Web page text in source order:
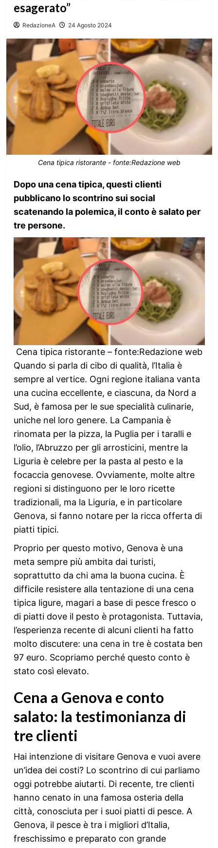
esagerato”
RedazioneA 24 Agosto 2024
Cena tipica ristorante - fonte:Redazione web
Dopo una cena tipica, questi clienti
pubblicano lo scontrino sui social
scatenando la polemica, il conto è salato per
tre persone.
Cena tipica ristorante – fonte:Redazione web
Quando si parla di cibo di qualità, l’Italia è
sempre al vertice. Ogni regione italiana vanta
una cucina eccellente, e ciascuna, da Nord a
Sud, è famosa per le sue specialità culinarie,
uniche nel loro genere. La Campania è
rinomata per la pizza, la Puglia per i taralli e
l’olio, l’Abruzzo per gli arrosticini, mentre la
Liguria è celebre per la pasta al pesto e la
focaccia genovese. Ovviamente, molte altre
regioni si distinguono per le loro ricette
tradizionali, ma la Liguria, e in particolare
Genova, si fanno notare per la ricca offerta di
piatti tipici.
Proprio per questo motivo, Genova è una
meta sempre più ambita dai turisti,
soprattutto da chi ama la buona cucina. È
difficile resistere alla tentazione di una cena
tipica ligure, magari a base di pesce fresco o
di piatti dove il pesto è protagonista. Tuttavia,
l’esperienza recente di alcuni clienti ha fatto
molto discutere: una cena in tre è costata ben
97 euro. Scopriamo perché questo conto è
stato così elevato.
Cena a Genova e conto
salato: la testimonianza di
tre clienti
Hai intenzione di visitare Genova e vuoi avere
un’idea dei costi? Lo scontrino di cui parliamo
oggi potrebbe aiutarti. Di recente, tre clienti
hanno cenato in una famosa osteria della
città, conosciuta per i suoi piatti di pesce. A
Genova, il pesce è tra i migliori d’Italia,
freschissimo e preparato con grande